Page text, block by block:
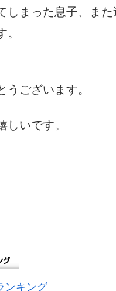
しまった息子、ま
ございます。
いです。
ンキング